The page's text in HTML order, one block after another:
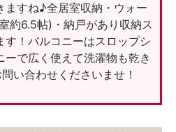
ますね♪全居室収納・ウォー
約6.5帖)・納戸があり収納ス
す！バルコニーはスロップシ
ーで広く使えて洗濯物も乾き
い合わせくださいませ！